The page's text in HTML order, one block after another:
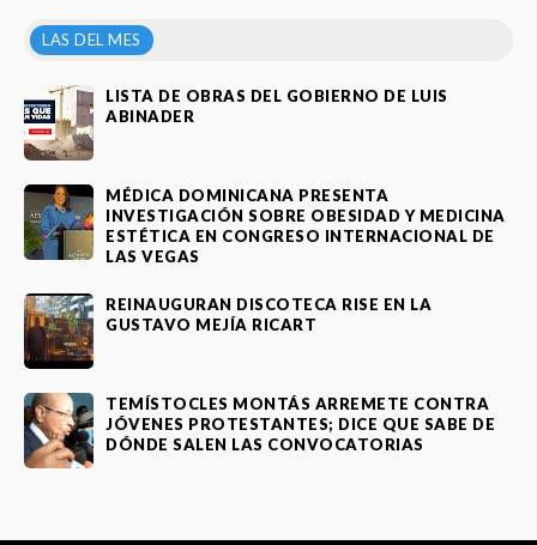
LAS DEL MES
LISTA DE OBRAS DEL GOBIERNO DE LUIS
ABINADER
MÉDICA DOMINICANA PRESENTA
INVESTIGACIÓN SOBRE OBESIDAD Y MEDICINA
ESTÉTICA EN CONGRESO INTERNACIONAL DE
LAS VEGAS
REINAUGURAN DISCOTECA RISE EN LA
GUSTAVO MEJÍA RICART
TEMÍSTOCLES MONTÁS ARREMETE CONTRA
JÓVENES PROTESTANTES; DICE QUE SABE DE
DÓNDE SALEN LAS CONVOCATORIAS